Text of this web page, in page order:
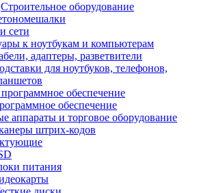
Строительное оборудование
сети
к ноутбукам и компьютерам
адаптеры, разветвители
для ноутбуков, телефонов,
обеспечение
обеспечение
аппараты и торговое оборудование
штрих-кодов
питания